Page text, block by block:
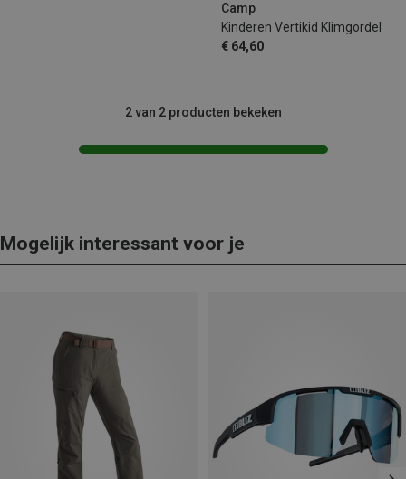
Camp
Kinderen Vertikid Klimgordel
€ 64,60
2 van 2 producten bekeken
Mogelijk interessant voor je